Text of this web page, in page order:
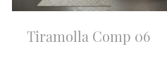
Tiramolla Comp 06